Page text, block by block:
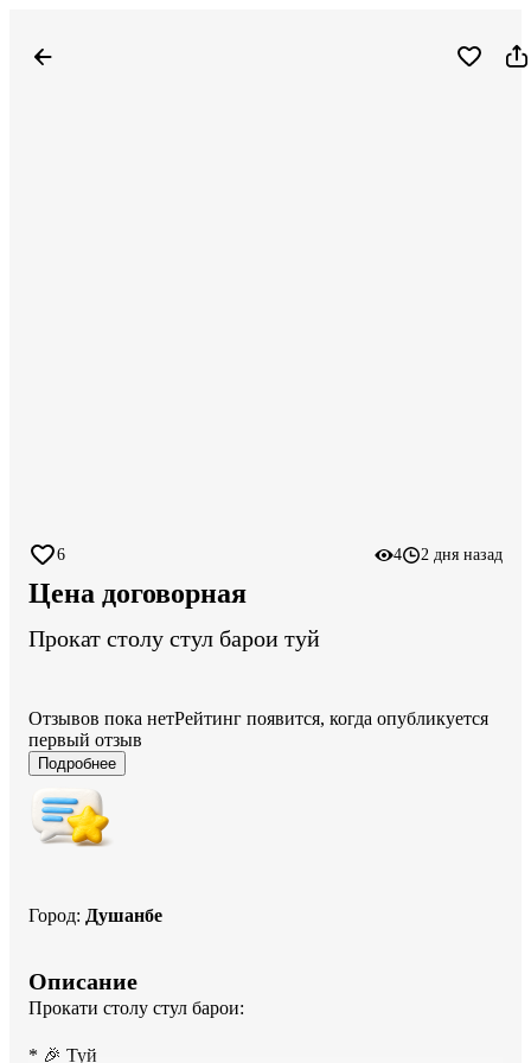
6 4 2 дня назад
Цена договорная
Прокат столу стул барои туй
Отзывов пока нетРейтинг появится, когда опубликуется
первый отзыв
Подробнее
Город: Душанбе
Описание
Прокати столу стул барои:
* 🎉 Туй